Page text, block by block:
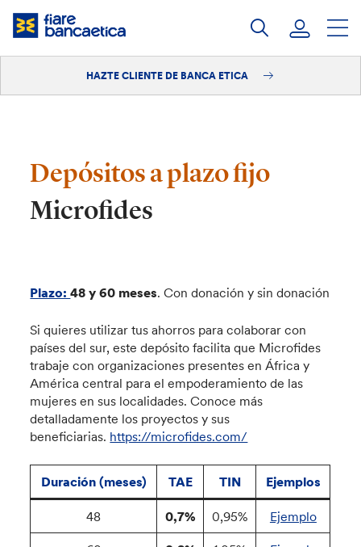
Saltar
HAZTE CLIENTE DE BANCA ETICA
Depósitos a plazo fijo
Microfides
Plazo:48 y 60 meses. Con donación y sin donación
Si quieres utilizar tus ahorros para colaborar con
países del sur, este depósito facilita que Microfides
trabaje con organizaciones presentes en África y
América central para el empoderamiento de las
mujeres en sus localidades. Conoce más
detalladamente los proyectos y sus
beneficiarias. https://microfides.com/
Duración (meses) TAE TIN Ejemplos
48 0,7% 0,95% Ejemplo